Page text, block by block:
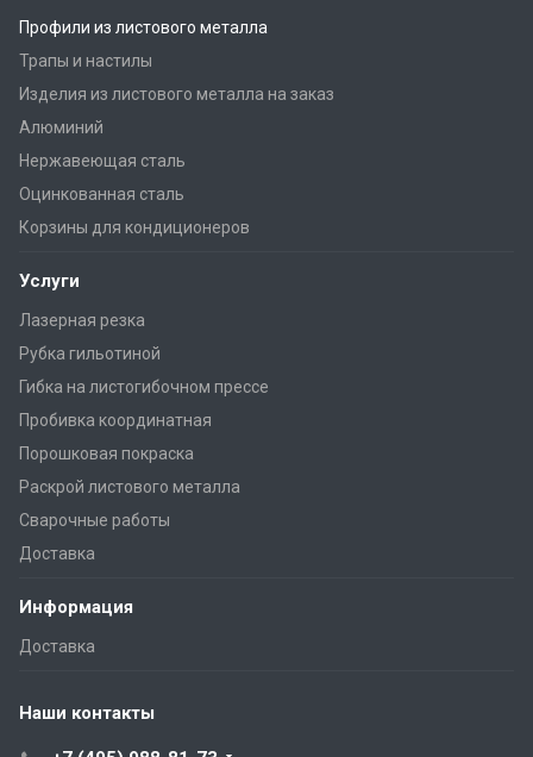
Профили из листового металла
Трапы и настилы
Изделия из листового металла на заказ
Алюминий
Нержавеющая сталь
Оцинкованная сталь
Корзины для кондиционеров
Услуги
Лазерная резка
Рубка гильотиной
Гибка на листогибочном прессе
Пробивка координатная
Порошковая покраска
Раскрой листового металла
Сварочные работы
Доставка
Информация
Доставка
Наши контакты